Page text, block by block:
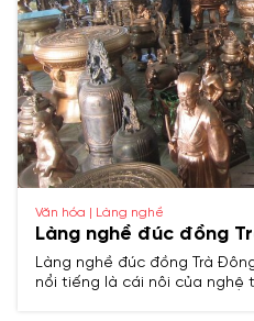
Văn hóa | Làng nghề
Làng nghề đúc đồng
Làng nghề đúc đồng Trà
nổi tiếng là cái nôi của nghệ